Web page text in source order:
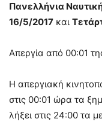
Πανελλήνια
16/5/2017 και
Απεργία από 00:01
Η απεργιακή
στις 00:01 ώρα τα
λήξει στις 24:00 τα